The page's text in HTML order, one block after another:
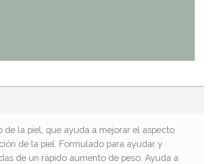
de la piel, que ayuda a mejorar el aspecto
de la piel. Formulado para ayudar y
de un rápido aumento de peso. Ayuda a